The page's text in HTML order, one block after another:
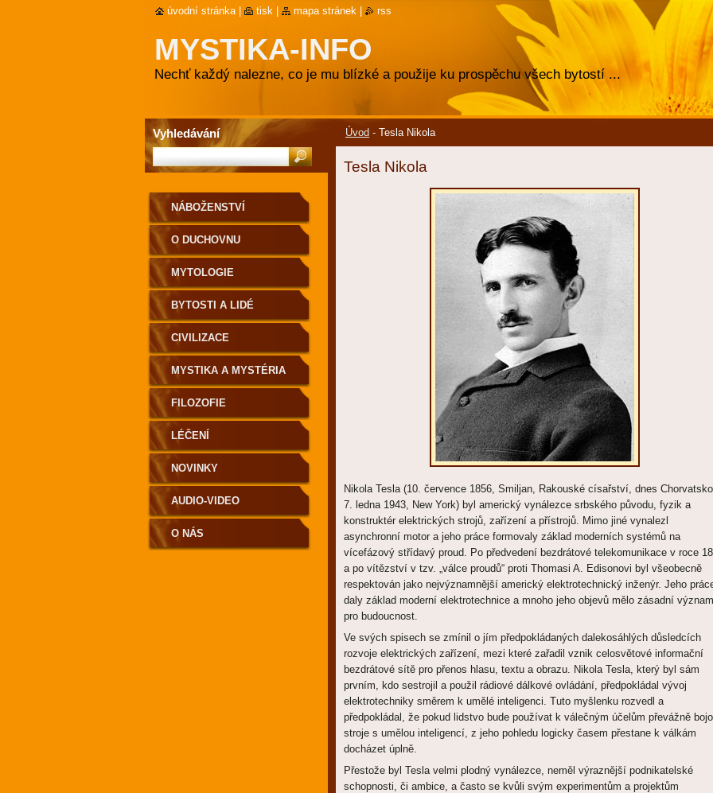
MYSTIKA-INFO
Nechť každý nalezne, co je mu blízké a použije ku prospěchu všech bytostí ...
Úvod - Tesla Nikola
Tesla Nikola
Nikola Tesla (10. července 1856, Smiljan, Rakouské císařství, dnes
7. ledna 1943, New York) byl americký vynálezce srbského původu, fyzik a
konstruktér elektrických strojů, zařízení a přístrojů. Mimo jiné vynalezl
asynchronní motor a jeho práce formovaly základ moderních systémů na
vícefázový střídavý proud. Po předvedení bezdrátové telekomunikace v roce
a po vítězství v tzv. „válce proudů“ proti Thomasi A. Edisonovi byl všeobecně
respektován jako nejvýznamnější americký elektrotechnický inženýr. Jeho
daly základ moderní elektrotechnice a mnoho jeho objevů mělo zásadní význam
pro budoucnost.
Ve svých spisech se zmínil o jím předpokládaných dalekosáhlých důsledcích
rozvoje elektrických zařízení, mezi které zařadil vznik celosvětové informační
bezdrátové sítě pro přenos hlasu, textu a obrazu. Nikola Tesla, který byl sám
prvním, kdo sestrojil a použil rádiové dálkové ovládání, předpokládal vývoj
elektrotechniky směrem k umělé inteligenci. Tuto myšlenku rozvedl a
předpokládal, že pokud lidstvo bude používat k válečným účelům převážně
stroje s umělou inteligencí, z jeho pohledu logicky časem přestane k válkám
docházet úplně.
Přestože byl Tesla velmi plodný vynálezce, neměl výraznější podnikatelské
schopnosti, či ambice, a často se kvůli svým experimentům a projektům
NÁBOŽENSTVÍ
O DUCHOVNU
MYTOLOGIE
BYTOSTI A LIDÉ
CIVILIZACE
MYSTIKA A MYSTÉRIA
FILOZOFIE
LÉČENÍ
NOVINKY
AUDIO-VIDEO
O NÁS
Vyhledávání
úvodní stránka tisk mapa stránek rss